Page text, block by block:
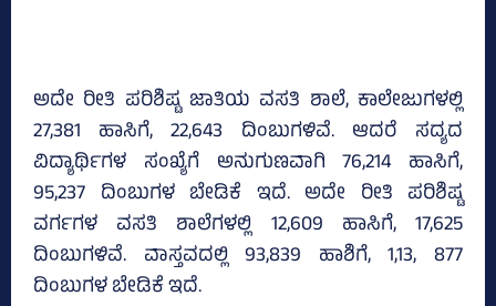
ಅದೇ ರೀತಿ ಪರಿಶಿಷ್ಟ ಜಾತಿಯ ವಸತಿ ಶಾಲೆ, ಕಾಲೇಜುಗಳಲ್ಲಿ
27,381 ಹಾಸಿಗೆ, 22,643 ದಿಂಬುಗಳಿವೆ. ಆದರೆ ಸದ್ಯದ
ವಿದ್ಯಾರ್ಥಿಗಳ ಸಂಖ್ಯೆಗೆ ಅನುಗುಣವಾಗಿ 76,214 ಹಾಸಿಗೆ,
95,237 ದಿಂಬುಗಳ ಬೇಡಿಕೆ ಇದೆ. ಅದೇ ರೀತಿ ಪರಿಶಿಷ್ಟ
ವರ್ಗಗಳ ವಸತಿ ಶಾಲೆಗಳಲ್ಲಿ 12,609 ಹಾಸಿಗೆ, 17,625
ದಿಂಬುಗಳಿವೆ. ವಾಸ್ತವದಲ್ಲಿ 93,839 ಹಾಶಿಗೆ, 1,13, 877
ದಿಂಬುಗಳ ಬೇಡಿಕೆ ಇದೆ.